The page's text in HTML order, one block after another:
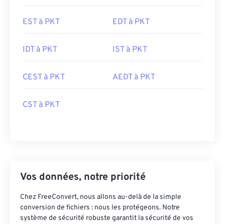
EST à PKT EDT à PKT
IDT à PKT IST à PKT
CEST à PKT AEDT à PKT
CST à PKT
Vos données, notre priorité
Chez FreeConvert, nous allons au-delà de la simple
conversion de fichiers : nous les protégeons. Notre
système de sécurité robuste garantit la sécurité de vos